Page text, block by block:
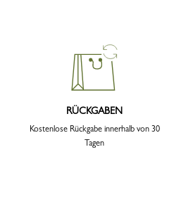
RÜCKGABEN
Kostenlose Rückgabe innerhalb von 30
Tagen